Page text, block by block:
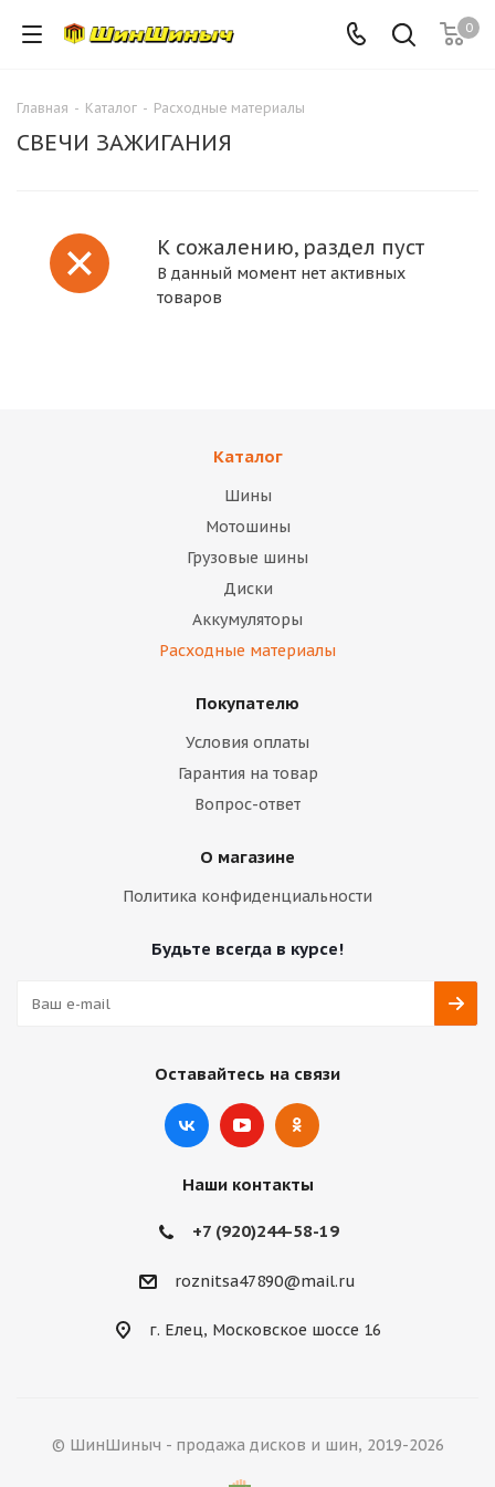
0
Главная - Каталог - Расходные материалы
СВЕЧИ ЗАЖИГАНИЯ
К сожалению, раздел пуст
В данный момент нет активных
товаров
Каталог
Шины
Мотошины
Грузовые шины
Диски
Аккумуляторы
Расходные материалы
Покупателю
Условия оплаты
Гарантия на товар
Вопрос-ответ
О магазине
Политика конфиденциальности
Будьте всегда в курсе!
Оставайтесь на связи
Наши контакты
+7 (920)244-58-19
roznitsa47890@mail.ru
г. Елец, Московское шоссе 16
© ШинШиныч - продажа дисков и шин, 2019-2026